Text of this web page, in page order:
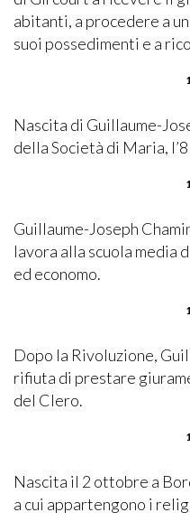
abitanti, a procedere a
suoi possedimenti e a
Nascita di Guillaume-
della Società di Maria,
Guillaume-Joseph
lavora alla scuola media
ed economo.
Dopo la Rivoluzione,
rifiuta di prestare
del Clero.
Nascita il 2 ottobre a
a cui appartengono i